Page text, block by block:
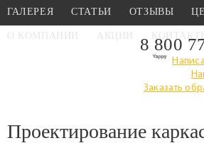
ГАЛЕРЕЯ СТАТЬИ ОТЗЫВЫ
О КОМПАНИИ АКЦИИ 8 800
Заказать
Проектирование каркасных
Проектирование